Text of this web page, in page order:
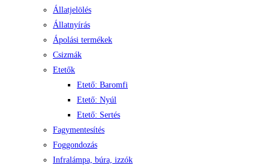
Állatjelölés
Állatnyírás
Ápolási termékek
Csizmák
Etetők
Etető: Baromfi
Etető: Nyúl
Etető: Sertés
Fagymentesítés
Foggondozás
Infralámpa, búra, izzók